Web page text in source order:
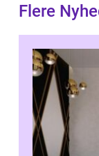
Flere